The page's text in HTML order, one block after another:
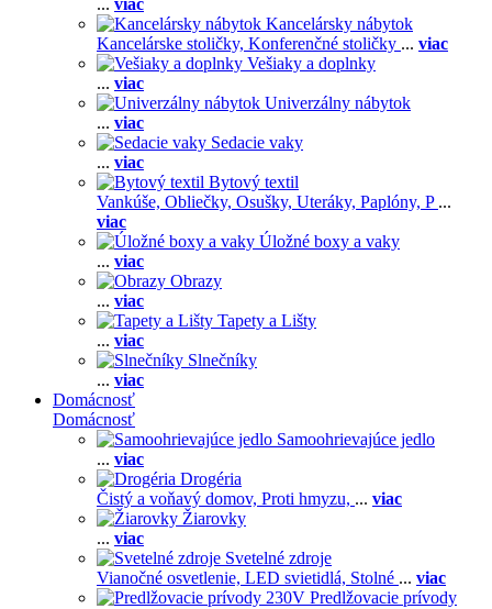
... viac
Kancelársky nábytok
Kancelárske stoličky, Konferenčné stoličky ... viac
Vešiaky a doplnky
... viac
Univerzálny nábytok
... viac
Sedacie vaky
... viac
Bytový textil
Vankúše, Obliečky, Osušky, Uteráky, Paplóny, P ...
viac
Úložné boxy a vaky
... viac
Obrazy
... viac
Tapety a Lišty
... viac
Slnečníky
... viac
Domácnosť
Domácnosť
Samoohrievajúce jedlo
... viac
Drogéria
Čistý a voňavý domov, Proti hmyzu, ... viac
Žiarovky
... viac
Svetelné zdroje
Vianočné osvetlenie, LED svietidlá, Stolné ... viac
Predlžovacie prívody